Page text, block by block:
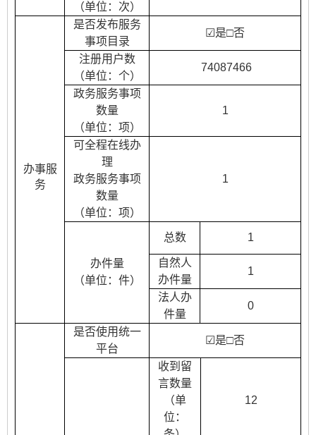
（单位：次）
办事服
务
是否发布服务
事项目录
☑是□否
注册用户数
（单位：个）
74087466
政务服务事项
数量
（单位：项）
1
可全程在线办
理
政务服务事项
数量
（单位：项）
1
办件量
（单位：件）
总数 1
自然人
办件量
1
法人办
件量
0
是否使用统一
平台
☑是□否
收到留
言数量
（单
位：
12